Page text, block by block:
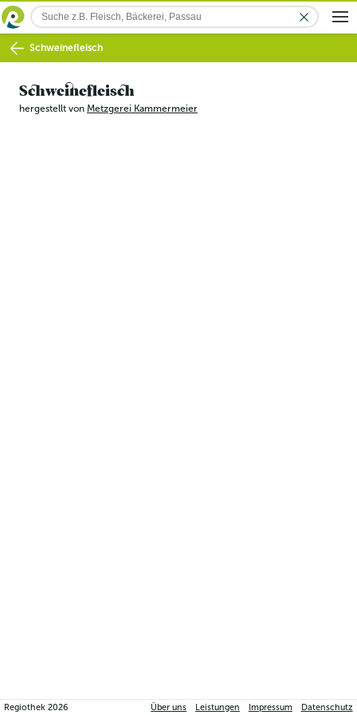
Schweinefleisch
Schweinefleisch
hergestellt von Metzgerei Kammermeier
Regiothek2026 Über uns Leistungen Impressum Datenschutz